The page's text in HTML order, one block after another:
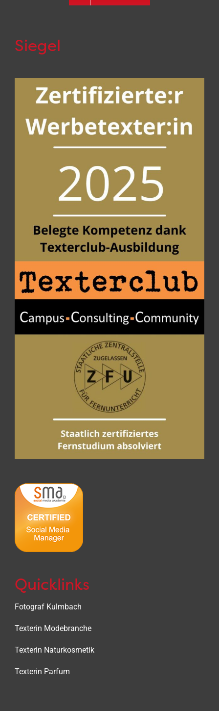
Siegel
Quicklinks
Fotograf Kulmbach
Texterin Modebranche
Texterin Naturkosmetik
Texterin Parfum